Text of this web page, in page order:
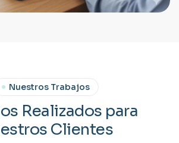
Nuestros Trabajos
os Realizados para
estros Clientes